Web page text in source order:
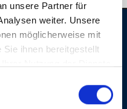
unsere Partner für
weiter. Unsere
möglicherweise mit
ihnen bereitgestellt